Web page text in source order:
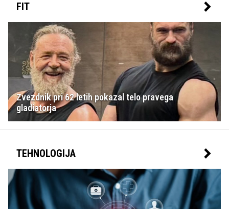
FIT
Zvezdnik pri 62 letih pokazal telo pravega
gladiatorja
TEHNOLOGIJA